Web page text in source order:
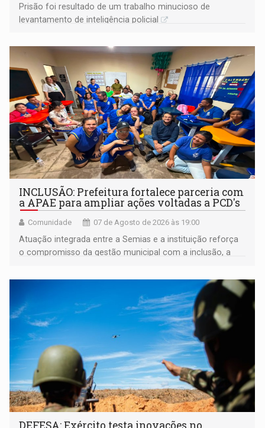
Prisão foi resultado de um trabalho minucioso de
levantamento de inteligência policial
INCLUSÃO: Prefeitura fortalece parceria com
a APAE para ampliar ações voltadas a PCD's
Comunidade 07 de Agosto de 2026 às 19:00
Atuação integrada entre a Semias e a instituição reforça
o compromisso da gestão municipal com a inclusão, a